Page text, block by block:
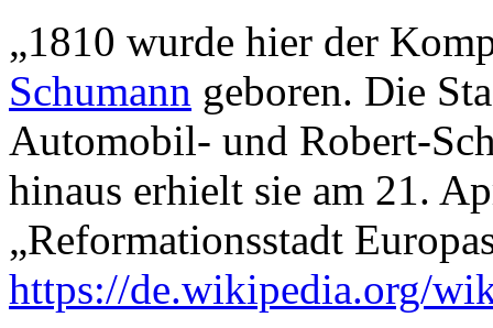
„1810 wurde hier der
Schumann geboren. Die
Automobil- und Robert-
hinaus erhielt sie am 21.
„Reformationsstadt
https://de.wikipedia.org/